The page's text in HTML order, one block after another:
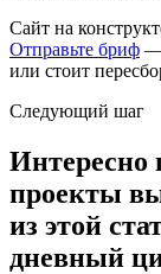
Сайт на
Отправьте бриф —
или стоит
Следующий шаг
Интересно
проекты
из этой
дневный